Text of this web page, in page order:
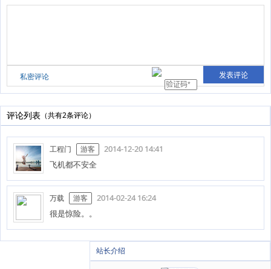
私密评论
评论列表 （共有2条评论）
工程门 游客
2014-12-20 14:41
飞机都不安全
万载 游客
2014-02-24 16:24
很是惊险。。
站长介绍